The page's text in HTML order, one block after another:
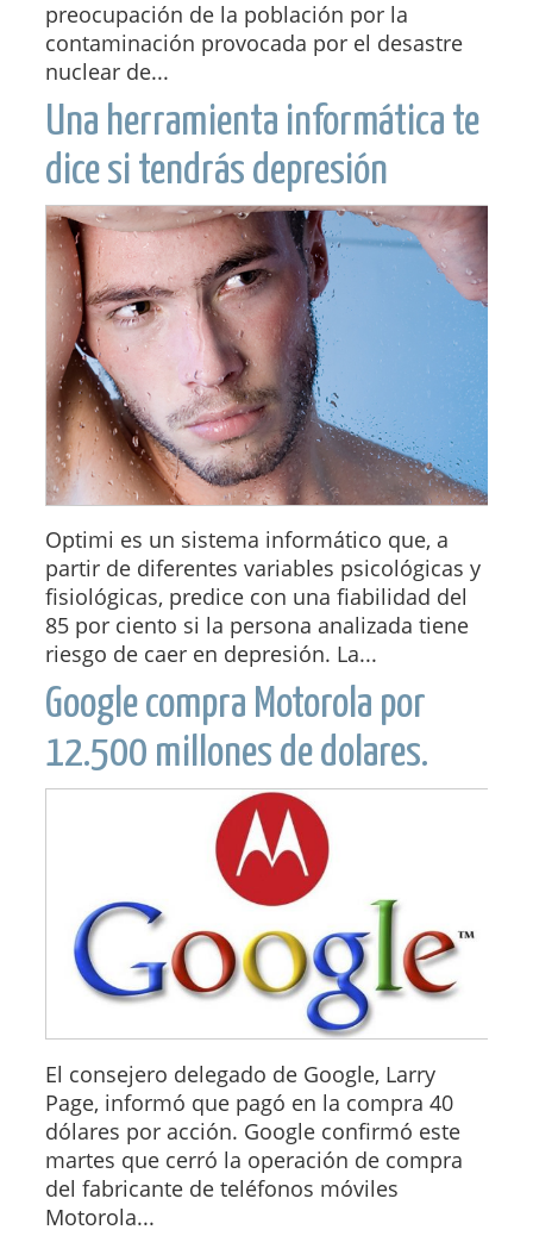
preocupación de la población por la
contaminación provocada por el desastre
nuclear de...
Una herramienta informática te
dice si tendrás depresión
Optimi es un sistema informático que, a
partir de diferentes variables psicológicas y
fisiológicas, predice con una fiabilidad del
85 por ciento si la persona analizada tiene
riesgo de caer en depresión. La...
Google compra Motorola por
12.500 millones de dolares.
El consejero delegado de Google, Larry
Page, informó que pagó en la compra 40
dólares por acción. Google confirmó este
martes que cerró la operación de compra
del fabricante de teléfonos móviles
Motorola...